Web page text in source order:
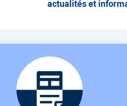
pour Données
actualités et